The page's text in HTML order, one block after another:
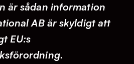
är sådan information
AB är skyldigt att
EU:s